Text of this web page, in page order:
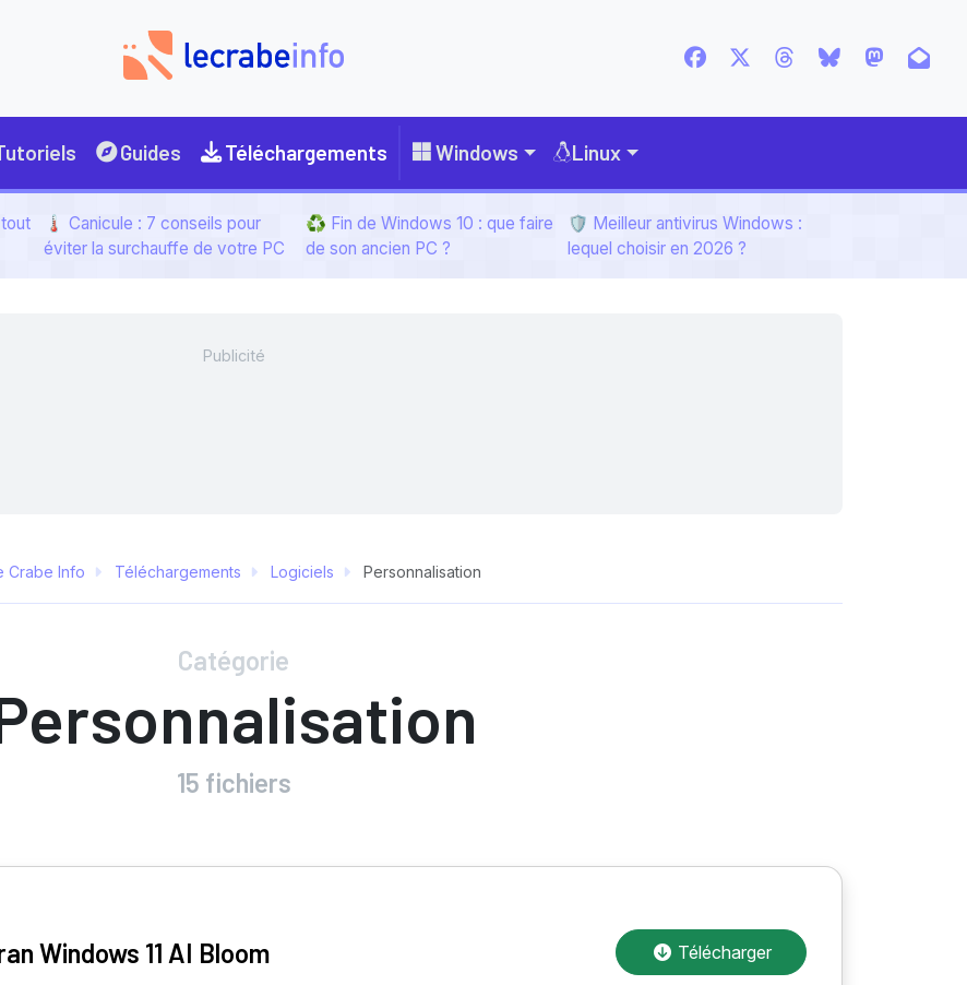
Guides Téléchargements Windows Linux
🌡️ Canicule : 7 conseils pour
éviter la surchauffe de votre PC
♻️ Fin de Windows 10 : que faire
de son ancien PC ?
🛡️ Meilleur antivirus Windows :
lequel choisir en 2026 ?
Crabe Info Téléchargements Logiciels Personnalisation
Catégorie
15 fichiers
Windows 11 AI Bloom Télécharger